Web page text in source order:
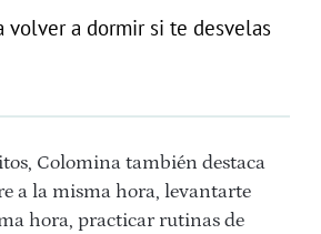
volver a dormir si te desvelas
Colomina también destaca
a la misma hora, levantarte
hora, practicar rutinas de